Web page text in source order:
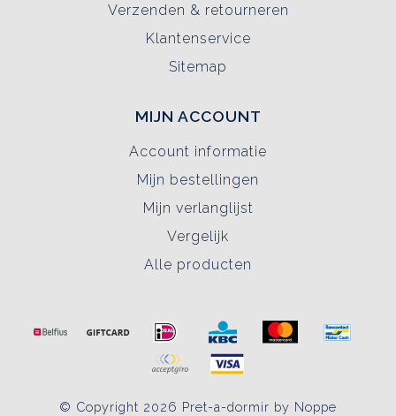
Verzenden & retourneren
Klantenservice
Sitemap
MIJN ACCOUNT
Account informatie
Mijn bestellingen
Mijn verlanglijst
Vergelijk
Alle producten
© Copyright 2026 Pret-a-dormir by Noppe